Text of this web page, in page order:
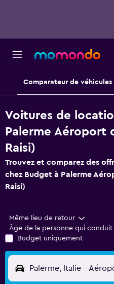
Comparateur de véhicules
Voitures de
Palerme Aéroport
Raisi)
Trouvez et comparez des
chez Budget à Palerme
Raisi)
Même lieu de retour
Âge de la personne qui conduit
Budget uniquement